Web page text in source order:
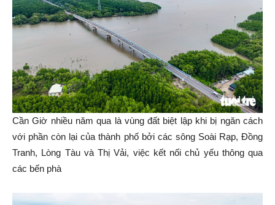
Cần Giờ nhiều năm qua là vùng đất biệt lập khi bị ngăn cách
với phần còn lại của thành phố bởi các sông Soài Rạp, Đồng
Tranh, Lòng Tàu và Thị Vải, việc kết nối chủ yếu thông qua
các bến phà